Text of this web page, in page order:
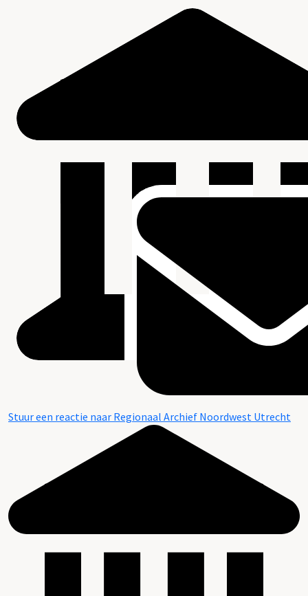
Stuur een reactie naar Regionaal Archief Noordwest Utrecht